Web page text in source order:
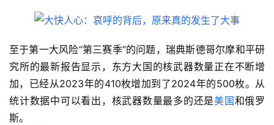
至于第一大风险“第三赛季”的问题，瑞典斯德哥尔摩和平研
究所的最新报告显示，东方大国的核武器数量正在不断增
加，已经从2023年的410枚增加到了2024年的500枚。从
统计数据中可以看出，核武器数量最多的还是美国和俄罗
斯。